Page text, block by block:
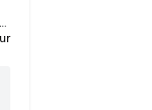
standing building in a courtyard. It has windows on three sides and an independent entrance from the courtyard. the c